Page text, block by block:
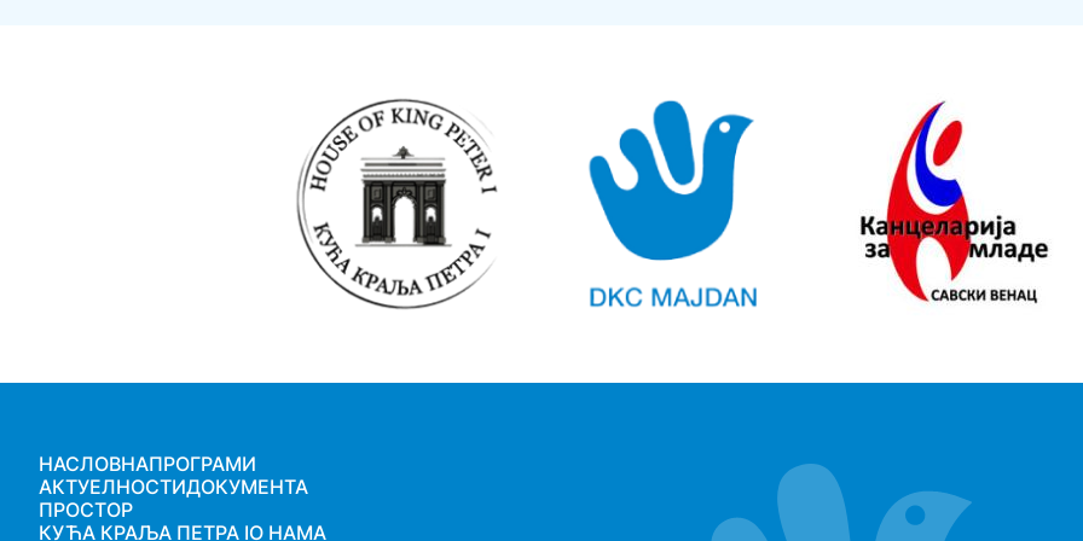
Main
navigation
НАСЛОВНАПРОГРАМИ
АКТУЕЛНОСТИДОКУМЕНТА
ПРОСТОР
КУЋА КРАЉА ПЕТРА IО НАМА